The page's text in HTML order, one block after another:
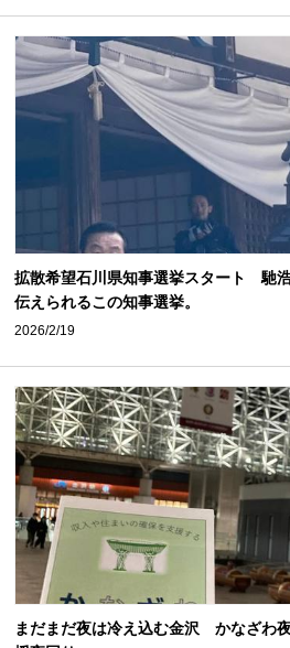
拡散希望石川県知事選挙スタート 馳
伝えられるこの知事選挙。
2026/2/19
まだまだ夜は冷え込む金沢 かなざわ